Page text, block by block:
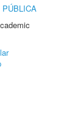
PÚBLICA